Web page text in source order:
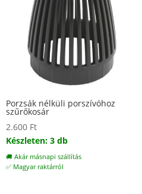
Porzsák nélküli porszívóhoz
szűrőkosár
2.600 Ft
Készleten: 3 db
🚚 Akár másnapi szállítás
✅ Magyar raktárról